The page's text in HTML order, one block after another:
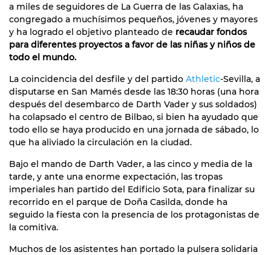
a miles de seguidores de La Guerra de las Galaxias, ha
congregado a muchísimos pequeños, jóvenes y mayores
y ha logrado el objetivo planteado de recaudar fondos
para diferentes proyectos a favor de las niñas y niños de
todo el mundo.
La coincidencia del desfile y del partido Athletic-Sevilla, a
disputarse en San Mamés desde las 18:30 horas (una hora
después del desembarco de Darth Vader y sus soldados)
ha colapsado el centro de Bilbao, si bien ha ayudado que
todo ello se haya producido en una jornada de sábado, lo
que ha aliviado la circulación en la ciudad.
Bajo el mando de Darth Vader, a las cinco y media de la
tarde, y ante una enorme expectación, las tropas
imperiales han partido del Edificio Sota, para finalizar su
recorrido en el parque de Doña Casilda, donde ha
seguido la fiesta con la presencia de los protagonistas de
la comitiva.
Muchos de los asistentes han portado la pulsera solidaria